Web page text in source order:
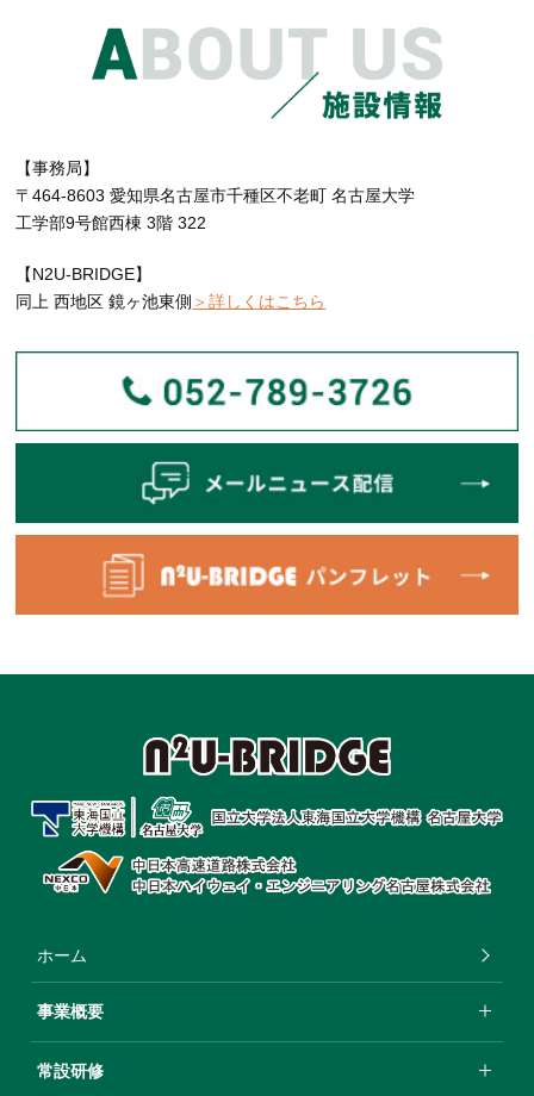
【事務局】
〒464-8603 愛知県名古屋市千種区不老町 名古屋大学
工学部9号館西棟 3階 322
【N2U-BRIDGE】
同上 西地区 鏡ヶ池東側 ＞詳しくはこちら
ホーム
事業概要
常設研修